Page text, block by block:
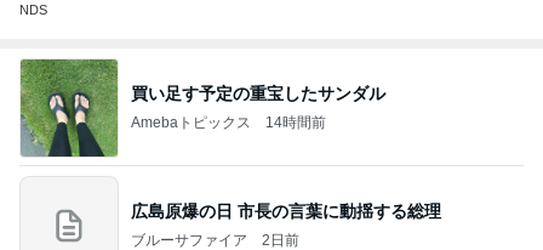
NDS
買い足す予定の重宝したサンダル
Amebaトピックス 14時間前
広島原爆の日 市長の言葉に動揺する総理
ブルーサファイア 2日前